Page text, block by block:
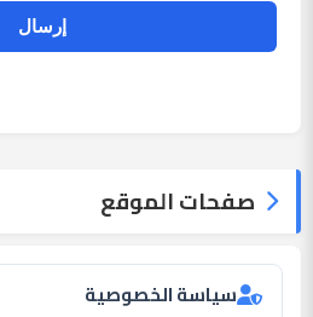
صفحات الموقع
سياسة الخصوصية